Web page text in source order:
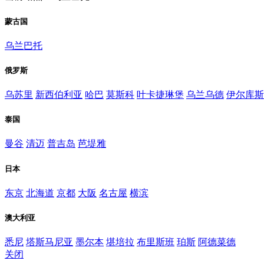
蒙古国
乌兰巴托
俄罗斯
乌苏里 新西伯利亚 哈巴 莫斯科 叶卡捷琳堡 乌兰乌德 伊尔库
泰国
曼谷 清迈 普吉岛 芭堤雅
日本
东京 北海道 京都 大阪 名古屋 横滨
澳大利亚
悉尼 塔斯马尼亚 墨尔本 堪培拉 布里斯班 珀斯 阿德菜德
关闭